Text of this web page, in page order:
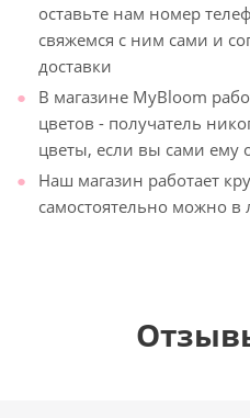
оставьте нам номер
свяжемся с ним сами и
доставки
В магазине MyBloom
цветов - получатель
цветы, если вы сами ему
Наш магазин работает
самостоятельно можно в